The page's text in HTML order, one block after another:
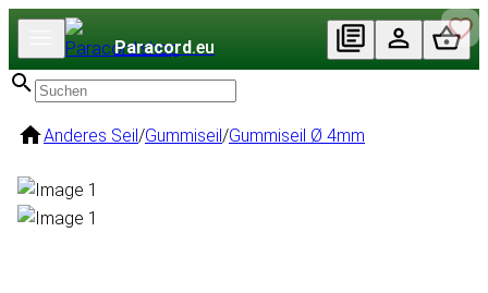
Paracord.eu
Anderes Seil/Gummiseil/Gummiseil Ø 4mm